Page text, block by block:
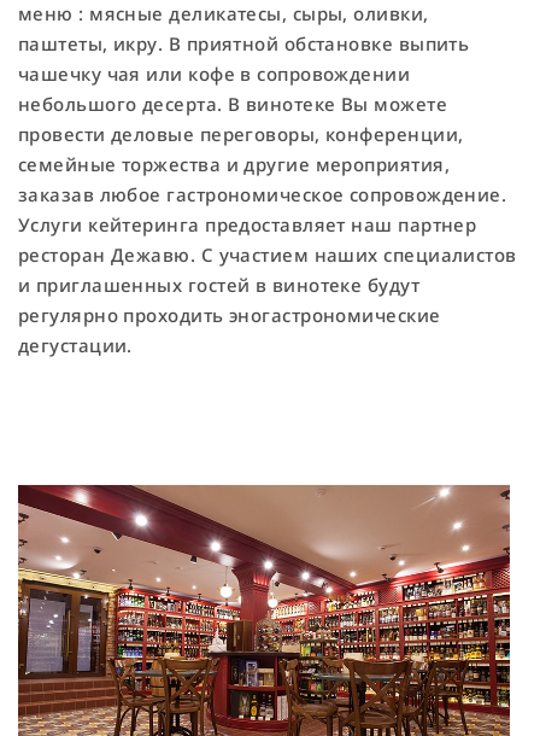
меню : мясные деликатесы, сыры, оливки,
паштеты, икру. В приятной обстановке выпить
чашечку чая или кофе в сопровождении
небольшого десерта. В винотеке Вы можете
провести деловые переговоры, конференции,
семейные торжества и другие мероприятия,
заказав любое гастрономическое сопровождение.
Услуги кейтеринга предоставляет наш партнер
ресторан Дежавю. С участием наших специалистов
и приглашенных гостей в винотеке будут
регулярно проходить эногастрономические
дегустации.